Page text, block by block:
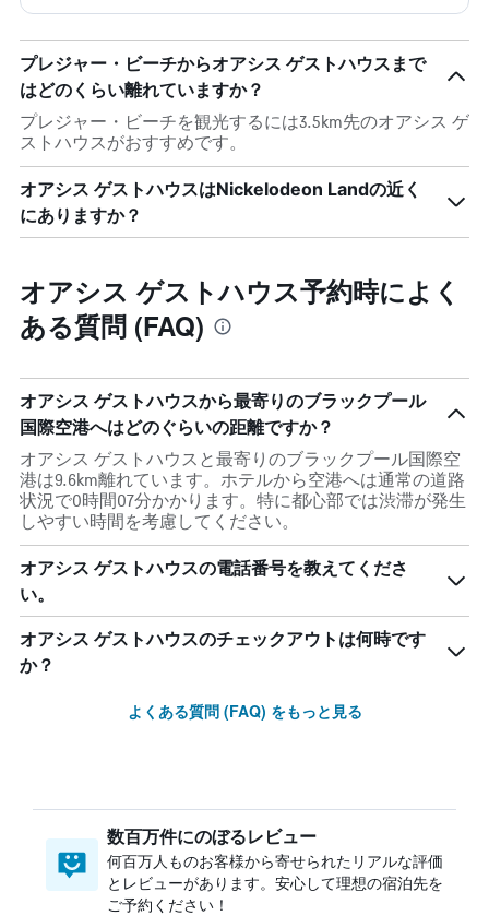
プレジャー・ビーチからオアシス ゲストハウスまで
はどのくらい離れていますか？
プレジャー・ビーチを観光するには3.5km先のオアシス ゲ
ストハウスがおすすめです。
オアシス ゲストハウスはNickelodeon Landの近く
にありますか？
オアシス ゲストハウス予約時によく
ある質問 (FAQ)
オアシス ゲストハウスから最寄りのブラックプール
国際空港へはどのぐらいの距離ですか？
オアシス ゲストハウスと最寄りのブラックプール国際空
港は9.6km離れています。ホテルから空港へは通常の道路
状況で0時間07分かかります。特に都心部では渋滞が発生
しやすい時間を考慮してください。
オアシス ゲストハウスの電話番号を教えてくださ
い。
オアシス ゲストハウスのチェックアウトは何時です
か？
よくある質問 (FAQ) をもっと見る
数百万件にのぼるレビュー
何百万人ものお客様から寄せられたリアルな評価
とレビューがあります。安心して理想の宿泊先を
ご予約ください！